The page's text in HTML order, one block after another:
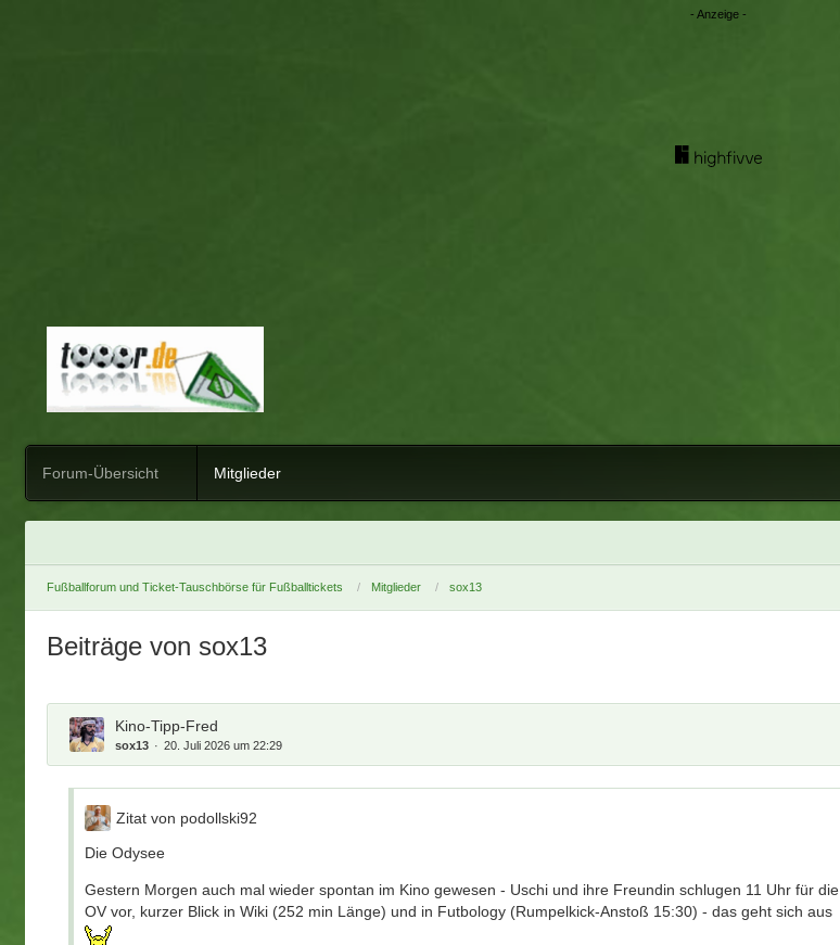
Forum-Übersicht Mitglieder
Fußballforum und Ticket-Tauschbörse für Fußballtickets Mitglieder sox13
Beiträge von sox13
Kino-Tipp-Fred
sox13 20. Juli 2026 um 22:29
Zitat von podollski92
Die Odysee
Gestern Morgen auch mal wieder spontan im Kino gewesen - Uschi und ihre Freundin schlugen 11 Uhr für die
OV vor, kurzer Blick in Wiki (252 min Länge) und in Futbology (Rumpelkick-Anstoß 15:30) - das geht sich aus